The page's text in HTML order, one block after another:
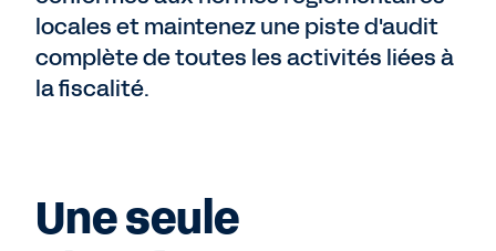
locales et maintenez une piste d'audit
complète de toutes les activités liées à
la fiscalité.
Une seule